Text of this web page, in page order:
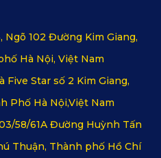
Ngõ 102 Đường Kim Giang,
Hà Nội, Việt Nam
Five Star số 2 Kim Giang,
Phố Hà Nội,Việt Nam
58/61A Đường Huỳnh Tấn
Thuận, Thành phố Hồ Chí